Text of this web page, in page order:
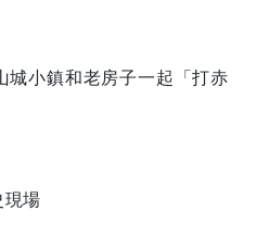
城小鎮和老房子一起「打赤
場